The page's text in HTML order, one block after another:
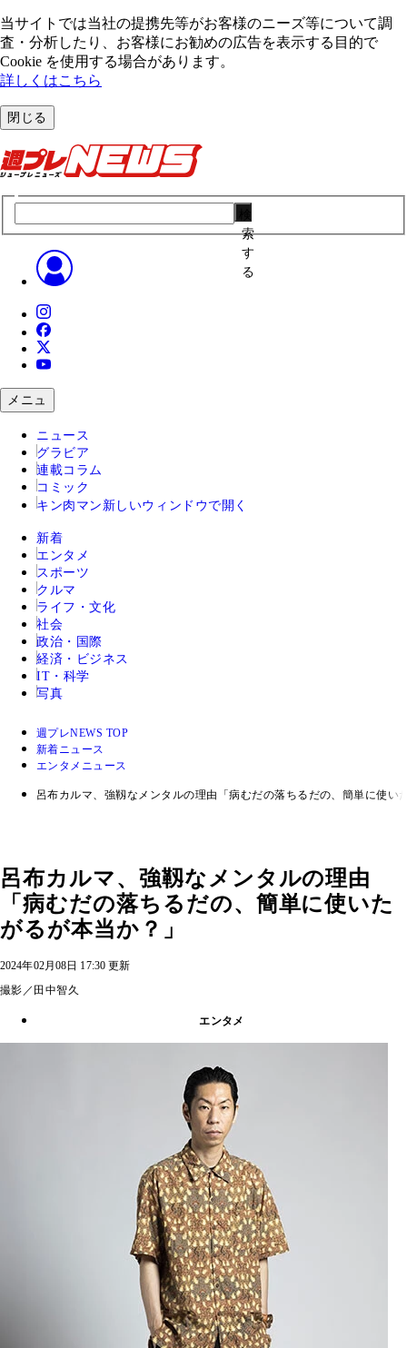
当サイトでは当社の提携先等がお客様のニーズ等について調
査・分析したり、お客様にお勧めの広告を表⽰する⽬的で
Cookie を使⽤する場合があります。
詳しくはこちら
閉じる
索
す
る
メニュ
ニュース
グラビア
連載コラム
コミック
キン肉マン 新しいウィンドウで開く
新着
エンタメ
スポーツ
クルマ
ライフ・文化
社会
政治・国際
経済・ビジネス
IT・科学
写真
週プレNEWS TOP
新着ニュース
エンタメニュース
呂布カルマ、強靱なメンタルの理由「病むだの落ちるだの、簡単に使い
呂布カルマ、強靱なメンタルの理由
「病むだの落ちるだの、簡単に使いた
がるが本当か？」
2024年02月08日 17:30 更新
撮影／田中智久
エンタメ